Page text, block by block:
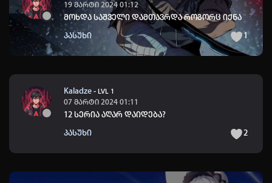
19 მარტი 2024 01:12
მოხდა საშველი დამთავრდა როგორც იქნა
პასუხი 1
Kaladze - LVL 1
07 მარტი 2024 01:11
12 სერია აღარ დაიდება?
პასუხი 2